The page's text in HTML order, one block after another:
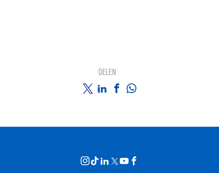
DELEN